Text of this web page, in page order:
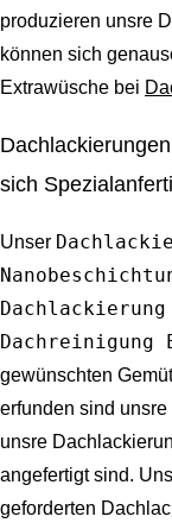
produzieren unsre
können sich
Extrawüsche bei
sich
Unser
Dachreinigung
gewünschten
erfunden sind
unsre
angefertigt sind.
geforderten